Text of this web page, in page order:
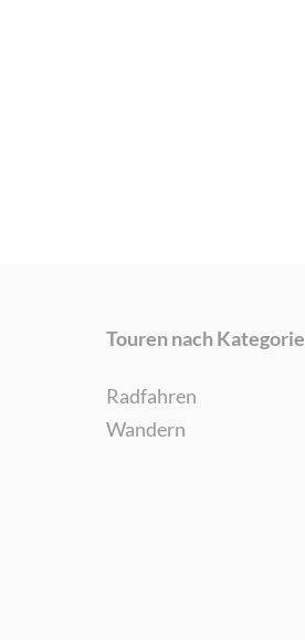
Touren nach Kategorie
Radfahren
Wandern